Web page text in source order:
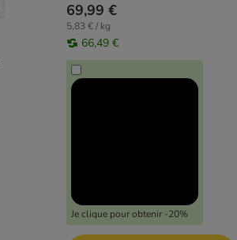
69,99 €
5,83 € / kg
66,49 €
Je clique pour obtenir -20%